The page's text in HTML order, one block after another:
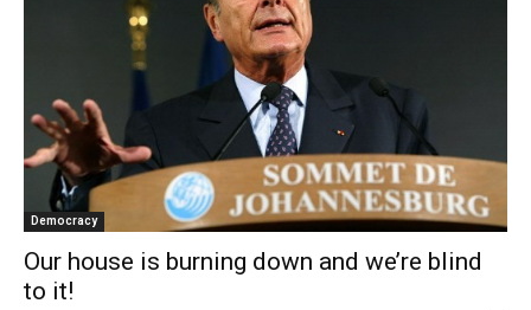
Democracy
Our house is burning down and we’re blind
to it!